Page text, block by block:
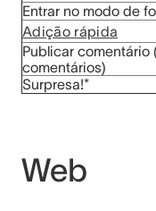
Entrar no modo de
Adição rápida
Publicar comentário
comentários)
Surpresa!*
Web